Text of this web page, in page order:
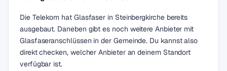
Die Telekom hat Glasfaser in Steinbergkirche bereits
ausgebaut. Daneben gibt es noch weitere Anbieter mit
Glasfaseranschlüssen in der Gemeinde. Du kannst also
direkt checken, welcher Anbieter an deinem Standort
verfügbar ist.